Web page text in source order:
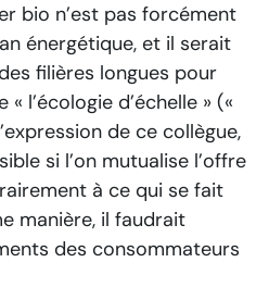
bio n’est pas forcément
énergétique, et il serait
filières longues pour
l’écologie d’échelle » («
de ce collègue,
si l’on mutualise l’offre
à ce qui se fait
manière, il faudrait
des consommateurs